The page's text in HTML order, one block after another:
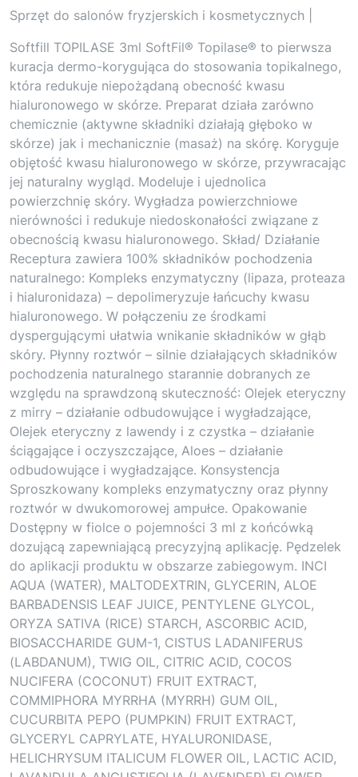
Sprzęt do salonów fryzjerskich i kosmetycznych |
Softfill TOPILASE 3ml SoftFil® Topilase® to pierwsza
kuracja dermo-korygująca do stosowania topikalnego,
która redukuje niepożądaną obecność kwasu
hialuronowego w skórze. Preparat działa zarówno
chemicznie (aktywne składniki działają głęboko w
skórze) jak i mechanicznie (masaż) na skórę. Koryguje
objętość kwasu hialuronowego w skórze, przywracając
jej naturalny wygląd. Modeluje i ujednolica
powierzchnię skóry. Wygładza powierzchniowe
nierówności i redukuje niedoskonałości związane z
obecnością kwasu hialuronowego. Skład/ Działanie
Receptura zawiera 100% składników pochodzenia
naturalnego: Kompleks enzymatyczny (lipaza, proteaza
i hialuronidaza) – depolimeryzuje łańcuchy kwasu
hialuronowego. W połączeniu ze środkami
dyspergującymi ułatwia wnikanie składników w głąb
skóry. Płynny roztwór – silnie działających składników
pochodzenia naturalnego starannie dobranych ze
względu na sprawdzoną skuteczność: Olejek eteryczny
z mirry – działanie odbudowujące i wygładzające,
Olejek eteryczny z lawendy i z czystka – działanie
ściągające i oczyszczające, Aloes – działanie
odbudowujące i wygładzające. Konsystencja
Sproszkowany kompleks enzymatyczny oraz płynny
roztwór w dwukomorowej ampułce. Opakowanie
Dostępny w fiolce o pojemności 3 ml z końcówką
dozującą zapewniającą precyzyjną aplikację. Pędzelek
do aplikacji produktu w obszarze zabiegowym. INCI
AQUA (WATER), MALTODEXTRIN, GLYCERIN, ALOE
BARBADENSIS LEAF JUICE, PENTYLENE GLYCOL,
ORYZA SATIVA (RICE) STARCH, ASCORBIC ACID,
BIOSACCHARIDE GUM-1, CISTUS LADANIFERUS
(LABDANUM), TWIG OIL, CITRIC ACID, COCOS
NUCIFERA (COCONUT) FRUIT EXTRACT,
COMMIPHORA MYRRHA (MYRRH) GUM OIL,
CUCURBITA PEPO (PUMPKIN) FRUIT EXTRACT,
GLYCERYL CAPRYLATE, HYALURONIDASE,
HELICHRYSUM ITALICUM FLOWER OIL, LACTIC ACID,